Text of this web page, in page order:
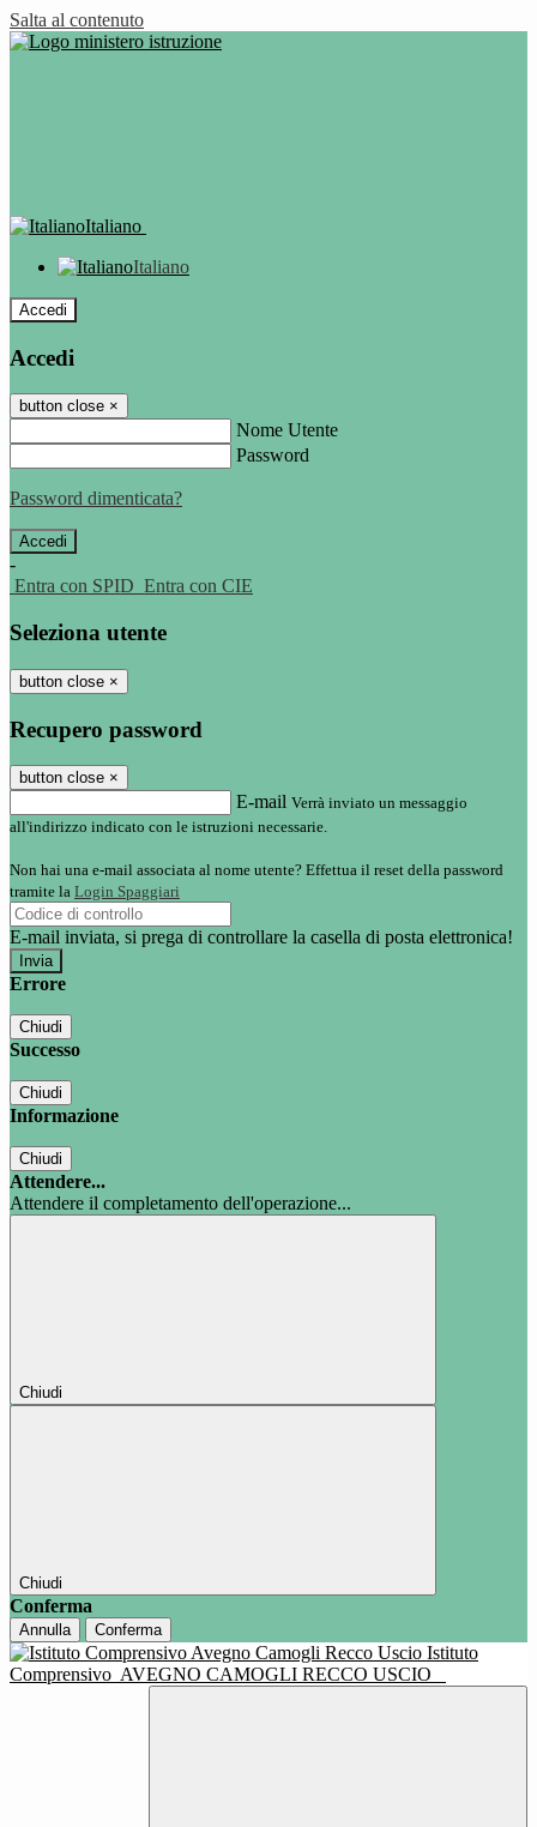
Salta al contenuto
Italiano
Italiano
Accedi
Accedi
button close ×
Nome Utente
Password
Password dimenticata?
-
Entra con SPID Entra con CIE
Seleziona utente
button close ×
Recupero password
button close ×
E-mail Verrà inviato un messaggio
all'indirizzo indicato con le istruzioni necessarie.
Non hai una e-mail associata al nome utente? Effettua il reset della password
tramite la Login Spaggiari
E-mail inviata, si prega di controllare la casella di posta elettronica!
Errore
Chiudi
Successo
Chiudi
Informazione
Chiudi
Attendere...
Attendere il completamento dell'operazione...
Chiudi
Chiudi
Conferma
Annulla Conferma
Istituto
Comprensivo AVEGNO CAMOGLI RECCO USCIO